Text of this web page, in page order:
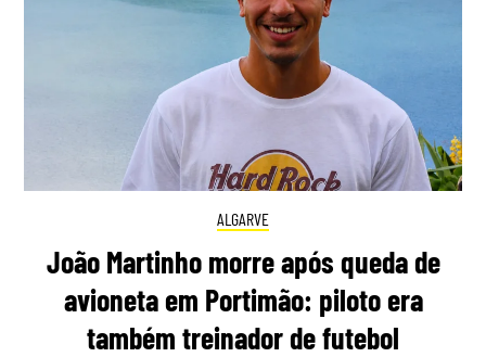
ALGARVE
João Martinho morre após queda de
avioneta em Portimão: piloto era
também treinador de futebol